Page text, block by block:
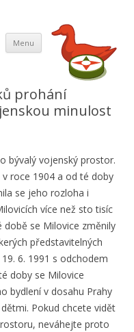
Menu Přejít k obsahu
webu
prohání
minulost
bývalý vojenský prostor.
v roce 1904 a od té doby
se jeho rozloha i
více než sto tisíc
době se Milovice změnily
představitelných
6. 1991 s odchodem
doby se Milovice
bydlení v dosahu Prahy
Pokud chcete vidět
neváhejte proto